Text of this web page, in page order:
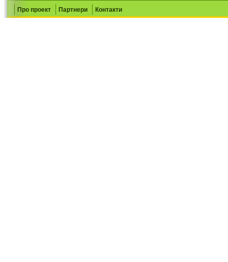
Про проект Партнери Контакти